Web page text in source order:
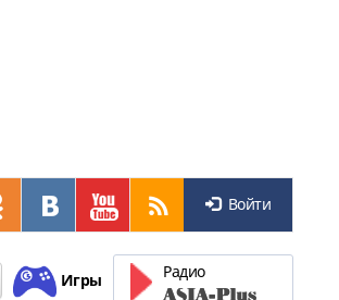
Войти
Игры Радио